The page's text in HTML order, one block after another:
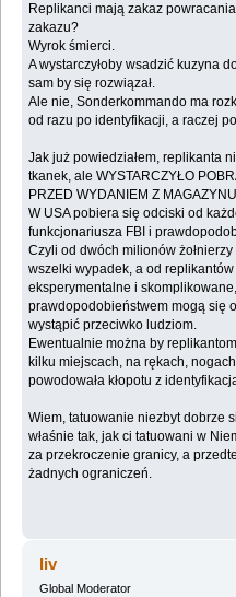
Replikanci mają zakaz
zakazu?
Wyrok śmierci.
A wystarczyłoby wsadzić kuzyna
sam by się rozwiązał.
Ale nie, Sonderkommando ma
od razu po identyfikacji, a raczej
Jak już powiedziałem, replikanta
tkanek, ale WYSTARCZYŁO
PRZED WYDANIEM Z
W USA pobiera się odciski od
funkcjonariusza FBI i
Czyli od dwóch milionów
wszelki wypadek, a od
eksperymentalne i
prawdopodobieństwem mogą się
wystąpić przeciwko ludziom.
Ewentualnie można by
kilku miejscach, na rękach,
powodowała kłopotu z
Wiem, tatuowanie niezbyt dobrze
właśnie tak, jak ci tatuowani w
za przekroczenie granicy, a
żadnych ograniczeń.
liv
Global Moderator